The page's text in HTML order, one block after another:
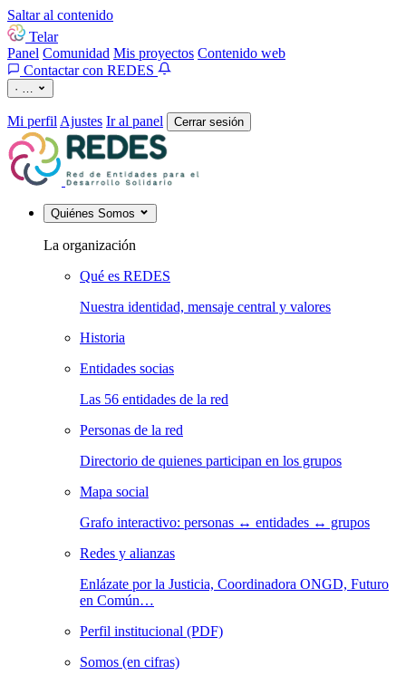
Saltar al contenido
Telar
Panel Comunidad Mis proyectos Contenido web
Contactar con REDES
· …
Mi perfil Ajustes Ir al panel Cerrar sesión
Quiénes Somos
La organización
Qué es REDES
Nuestra identidad, mensaje central y valores
Historia
Entidades socias
Las 56 entidades de la red
Personas de la red
Directorio de quienes participan en los grupos
Mapa social
Grafo interactivo: personas ↔ entidades ↔ grupos
Redes y alianzas
Enlázate por la Justicia, Coordinadora ONGD, Futuro
en Común…
Perfil institucional (PDF)
Somos (en cifras)